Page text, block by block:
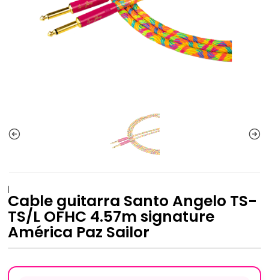
|
Cable guitarra Santo Angelo TS-
TS/L OFHC 4.57m signature
América Paz Sailor